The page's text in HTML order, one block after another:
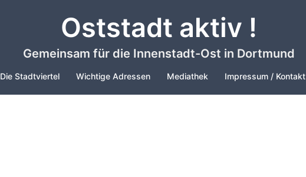
Oststadt aktiv !
Gemeinsam für die Innenstadt-Ost in Dortmund
Die Stadtviertel Wichtige Adressen Mediathek Impressum / Kontakt